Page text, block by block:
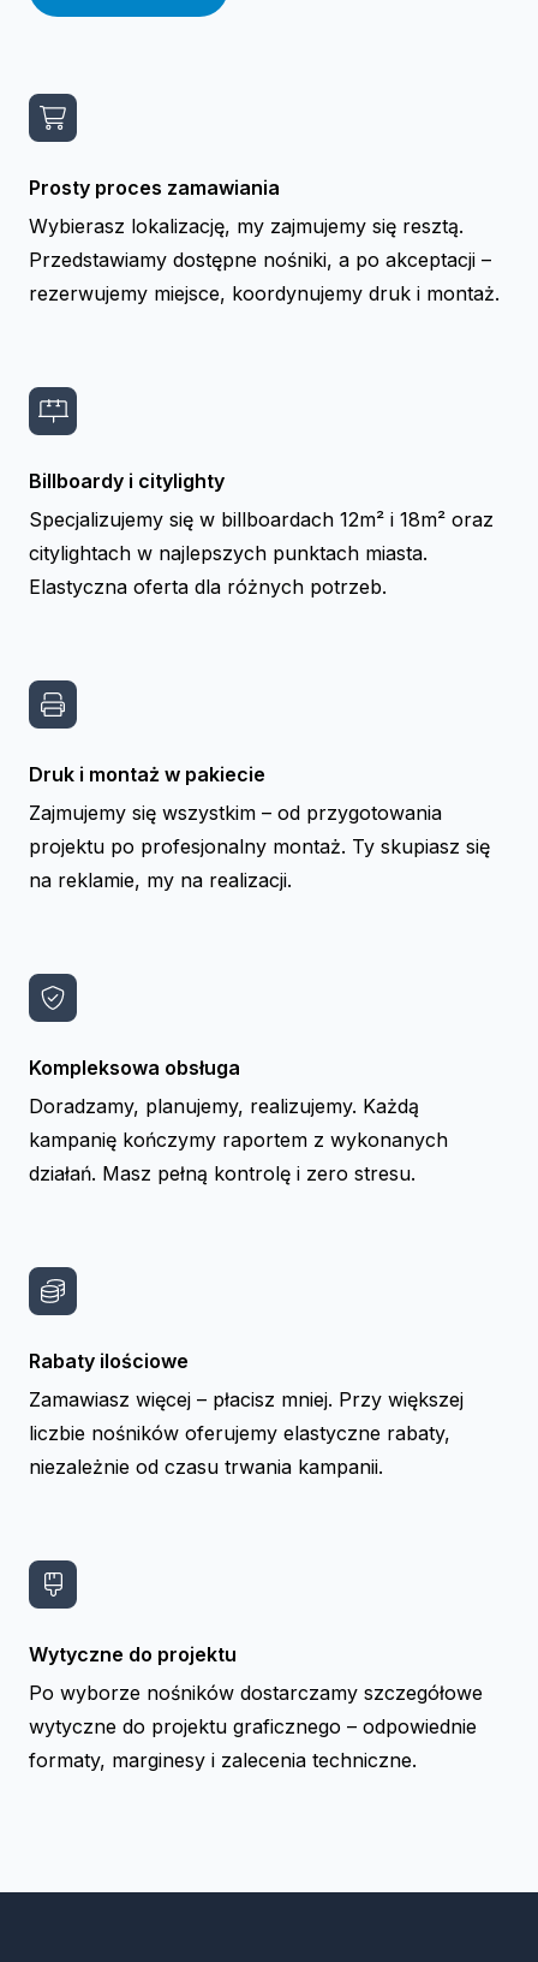
Prosty proces zamawiania
Wybierasz lokalizację, my zajmujemy się resztą.
Przedstawiamy dostępne nośniki, a po akceptacji –
rezerwujemy miejsce, koordynujemy druk i montaż.
Billboardy i citylighty
Specjalizujemy się w billboardach 12m² i 18m² oraz
citylightach w najlepszych punktach miasta.
Elastyczna oferta dla różnych potrzeb.
Druk i montaż w pakiecie
Zajmujemy się wszystkim – od przygotowania
projektu po profesjonalny montaż. Ty skupiasz się
na reklamie, my na realizacji.
Kompleksowa obsługa
Doradzamy, planujemy, realizujemy. Każdą
kampanię kończymy raportem z wykonanych
działań. Masz pełną kontrolę i zero stresu.
Rabaty ilościowe
Zamawiasz więcej – płacisz mniej. Przy większej
liczbie nośników oferujemy elastyczne rabaty,
niezależnie od czasu trwania kampanii.
Wytyczne do projektu
Po wyborze nośników dostarczamy szczegółowe
wytyczne do projektu graficznego – odpowiednie
formaty, marginesy i zalecenia techniczne.